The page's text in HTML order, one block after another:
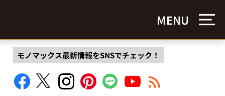
MENU
モノマックス最新情報をSNSでチェック！